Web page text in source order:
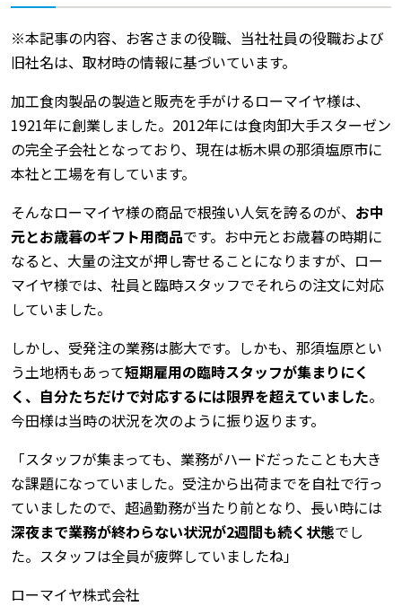
※本記事の内容、お客さまの役職、当社社員の役職および
旧社名は、取材時の情報に基づいています。
加工食肉製品の製造と販売を手がけるローマイヤ様は、
1921年に創業しました。2012年には食肉卸大手スターゼン
の完全子会社となっており、現在は栃木県の那須塩原市に
本社と工場を有しています。
そんなローマイヤ様の商品で根強い人気を誇るのが、 お中
元とお歳暮のギフト用商品です。お中元とお歳暮の時期に
なると、大量の注文が押し寄せることになりますが、ロー
マイヤ様では、社員と臨時スタッフでそれらの注文に対応
していました。
しかし、受発注の業務は膨大です。しかも、那須塩原とい
う土地柄もあって短期雇用の臨時スタッフが集まりにく
く、自分たちだけで対応するには限界を超えていました。
今田様は当時の状況を次のように振り返ります。
「スタッフが集まっても、業務がハードだったことも大き
な課題になっていました。受注から出荷までを自社で行っ
ていましたので、超過勤務が当たり前となり、長い時には
深夜まで業務が終わらない状況が2週間も続く状態でし
た。スタッフは全員が疲弊していましたね」
ローマイヤ株式会社